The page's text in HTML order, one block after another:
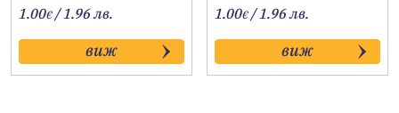
1.00€ / 1.96 лв.
виж
1.00€ / 1.96 лв.
виж